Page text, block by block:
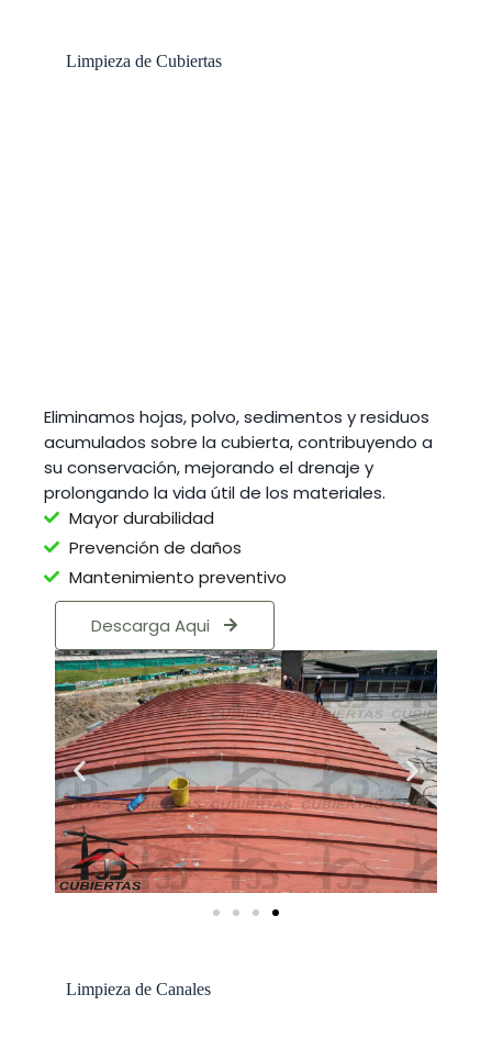
Limpieza de Cubiertas
Eliminamos hojas, polvo, sedimentos y residuos
acumulados sobre la cubierta, contribuyendo a
su conservación, mejorando el drenaje y
prolongando la vida útil de los materiales.
Mayor durabilidad
Prevención de daños
Mantenimiento preventivo
Descarga Aqui
Limpieza de Canales